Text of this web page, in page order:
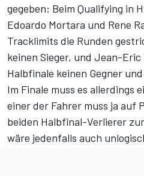
gegeben: Beim Qualifying in
Edoardo Mortara und Rene
Tracklimits die Runden
keinen Sieger, und Jean-
Halbfinale keinen Gegner
Im Finale muss es allerdings
einer der Fahrer muss ja auf
beiden Halbfinal-Verlierer
wäre jedenfalls auch